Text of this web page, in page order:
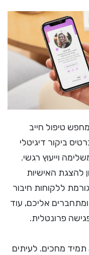
טיפול חייב
ביקור דיגיטלי
וייעוץ רגשי.
להצגת האישיות
ללקוחות חיבור
אליכם, עוד
פרונטלית.
תמיד מחכים. לעיתים